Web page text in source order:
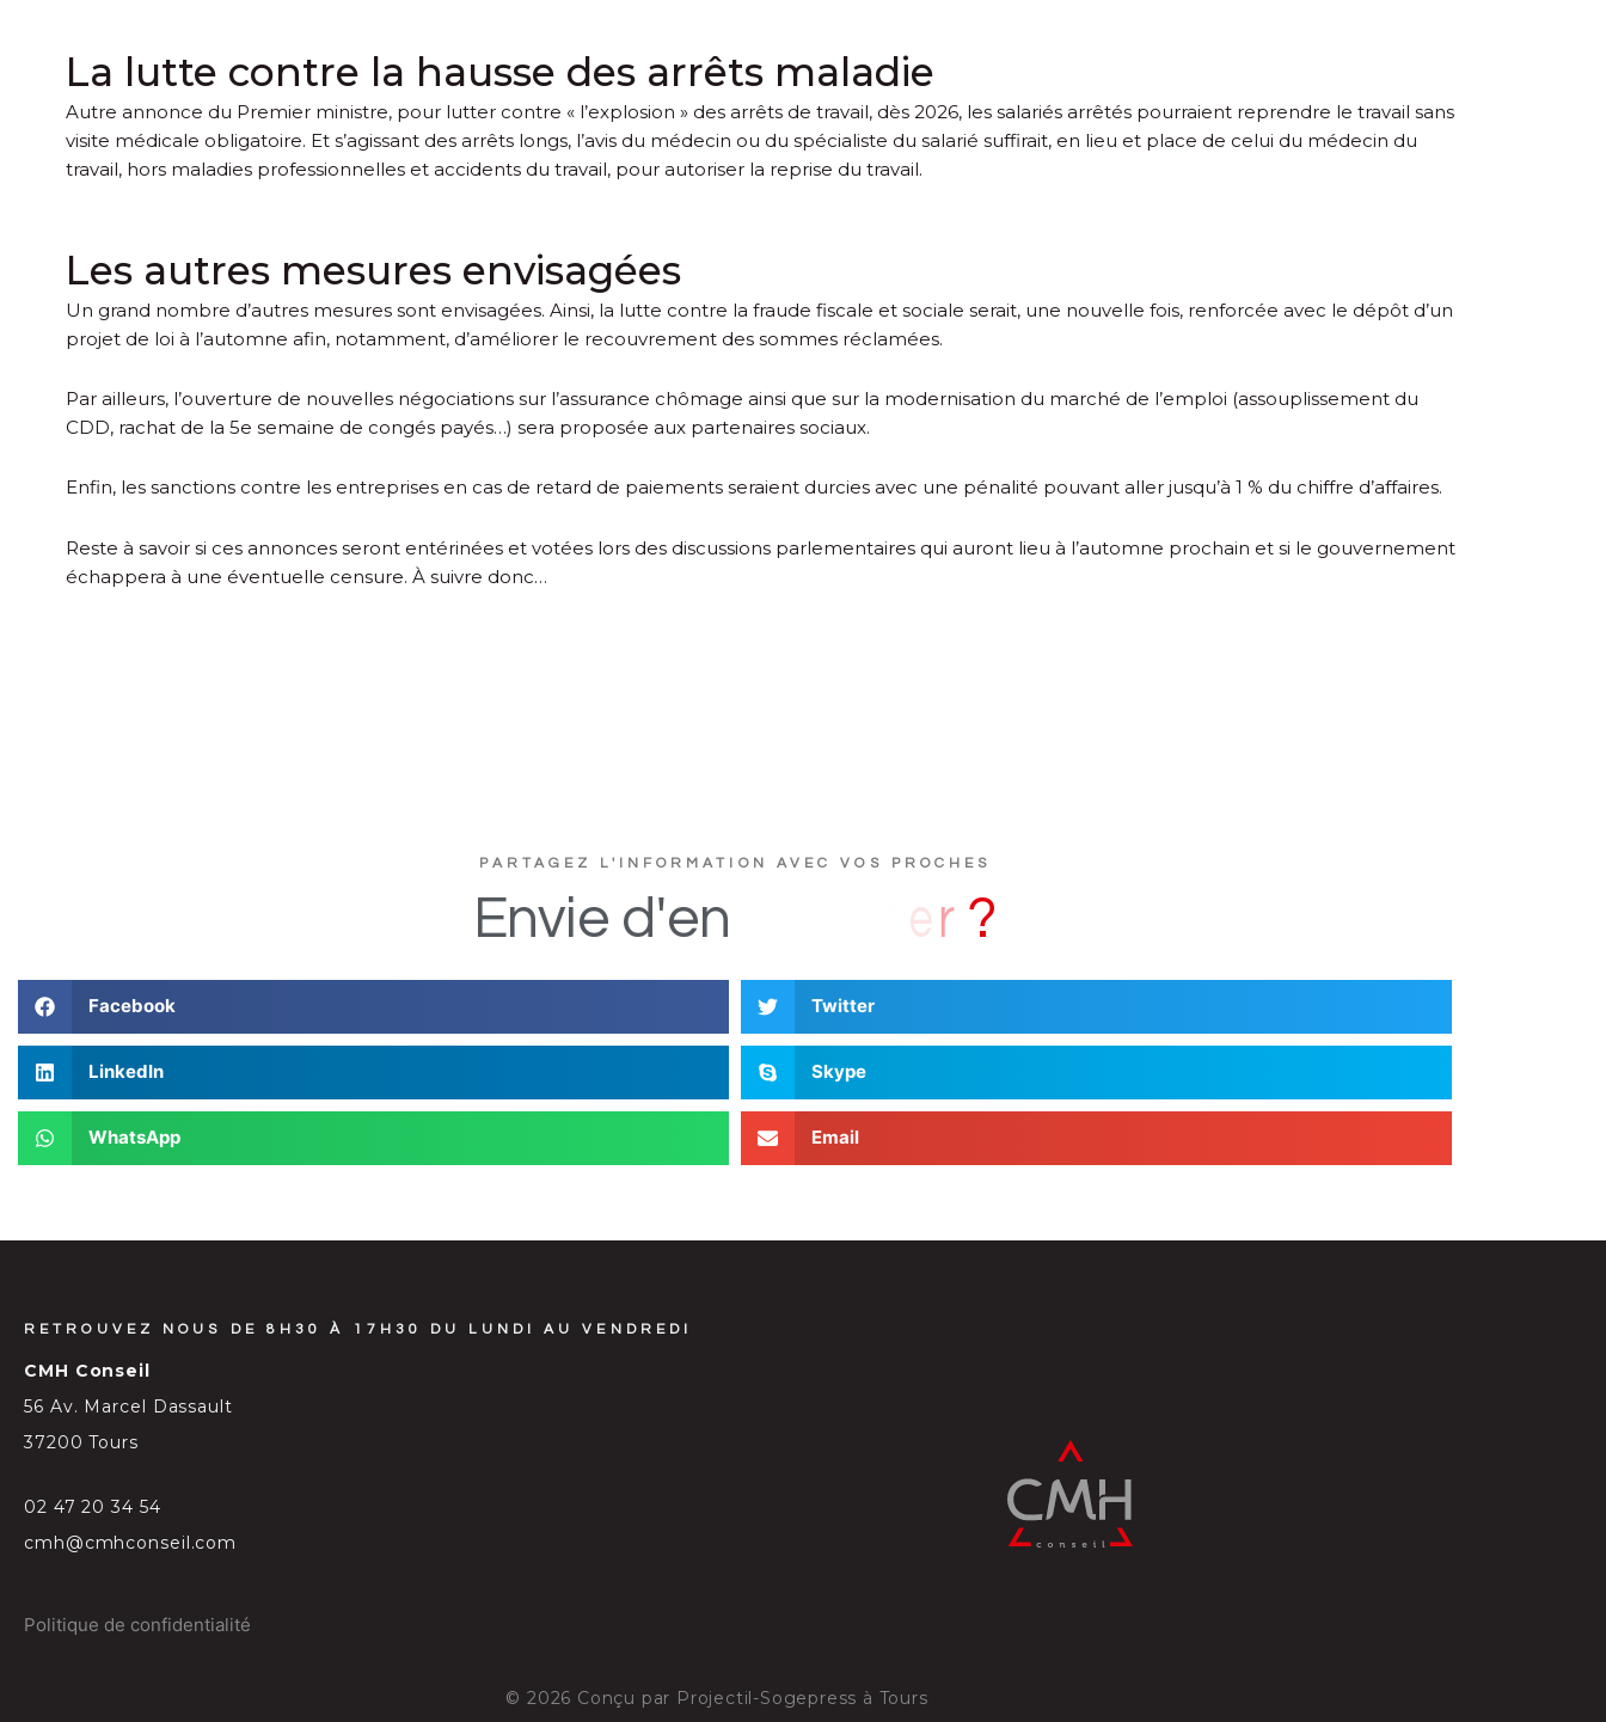
La lutte contre la hausse des arrêts maladie
Autre annonce du Premier ministre, pour lutter contre « l’explosion » des arrêts de travail, dès 2026, les salariés arrêtés pourraient reprendre le travail sans
visite médicale obligatoire. Et s’agissant des arrêts longs, l’avis du médecin ou du spécialiste du salarié suffirait, en lieu et place de celui du médecin du
travail, hors maladies professionnelles et accidents du travail, pour autoriser la reprise du travail.
Les autres mesures envisagées
Un grand nombre d’autres mesures sont envisagées. Ainsi, la lutte contre la fraude fiscale et sociale serait, une nouvelle fois, renforcée avec le dépôt d’un
projet de loi à l’automne afin, notamment, d’améliorer le recouvrement des sommes réclamées.
Par ailleurs, l’ouverture de nouvelles négociations sur l’assurance chômage ainsi que sur la modernisation du marché de l’emploi (assouplissement du
CDD, rachat de la 5e semaine de congés payés…) sera proposée aux partenaires sociaux.
Enfin, les sanctions contre les entreprises en cas de retard de paiements seraient durcies avec une pénalité pouvant aller jusqu’à 1 % du chiffre d’affaires.
Reste à savoir si ces annonces seront entérinées et votées lors des discussions parlementaires qui auront lieu à l’automne prochain et si le gouvernement
échappera à une éventuelle censure. À suivre donc…
PARTAGEZ L'INFORMATION AVEC VOS PROCHES
Envie d'en
Facebook Twitter
LinkedIn Skype
WhatsApp Email
RETROUVEZ NOUS DE 8H30 À 17H30 DU LUNDI AU VENDREDI
CMH Conseil
56 Av. Marcel Dassault
37200 Tours
02 47 20 34 54
cmh@cmhconseil.com
Politique de confidentialité
© 2026 Conçu par Projectil-Sogepress à Tours